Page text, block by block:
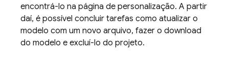
encontrá-lo na página de personalização. A partir
daí, é possível concluir tarefas como atualizar o
modelo com um novo arquivo, fazer o download
do modelo e excluí-lo do projeto.